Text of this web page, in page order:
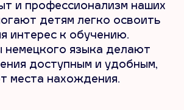
и профессионализм наших
детям легко освоить
интерес к обучению.
немецкого языка делают
доступным и удобным,
места нахождения.